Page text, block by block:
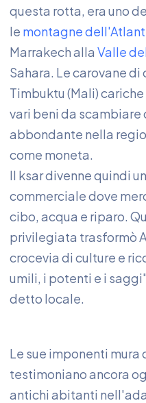
questa rotta, era uno
le montagne
Marrakech alla Valle
Sahara. Le carovane
Timbuktu (Mali)
vari beni da scambiare
abbondante nella
come moneta.
Il ksar divenne quindi
commerciale dove
cibo, acqua e riparo.
privilegiata trasformò
crocevia di culture e
umili, i potenti e i
detto locale.
Le sue imponenti
testimoniano ancora
antichi abitanti